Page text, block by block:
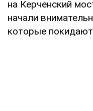
на Керченский
начали
которые